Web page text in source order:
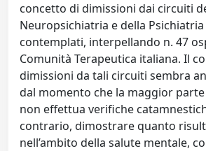
concetto di dimissioni dai circuiti
Neuropsichiatria e della
contemplati, interpellando n. 47
Comunità Terapeutica italiana. Il
dimissioni da tali circuiti sembra
dal momento che la maggior
non effettua verifiche
contrario, dimostrare quanto
nell’ambito della salute mentale,